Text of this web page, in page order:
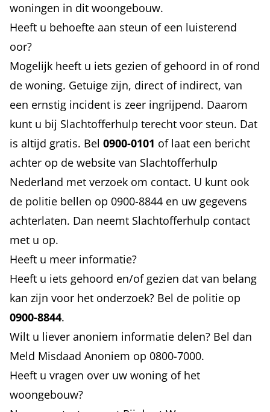
woningen in dit woongebouw.
Heeft u behoefte aan steun of een luisterend
oor?
Mogelijk heeft u iets gezien of gehoord in of rond
de woning. Getuige zijn, direct of indirect, van
een ernstig incident is zeer ingrijpend. Daarom
kunt u bij Slachtofferhulp terecht voor steun. Dat
is altijd gratis. Bel 0900-0101 of laat een bericht
achter op de website van Slachtofferhulp
Nederland met verzoek om contact. U kunt ook
de politie bellen op 0900-8844 en uw gegevens
achterlaten. Dan neemt Slachtofferhulp contact
met u op.
Heeft u meer informatie?
Heeft u iets gehoord en/of gezien dat van belang
kan zijn voor het onderzoek? Bel de politie op
0900-8844.
Wilt u liever anoniem informatie delen? Bel dan
Meld Misdaad Anoniem op 0800-7000.
Heeft u vragen over uw woning of het
woongebouw?